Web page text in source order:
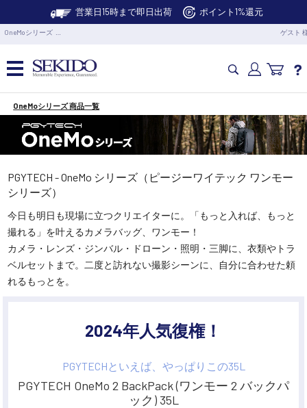
営業日15時まで即日出荷 ポイント1%還元
OneMoシリーズ … ゲスト
カメラドローン・生活家電
カメラ・スタビライザー
業務用ドローン・業務関連製品
水中ドローン(ROV)・水中スクーター
RC・ロボット部品
サポート・Q&A / 法人・学生のお客様
OneMoシリーズ 商品一覧
PGYTECH - OneMo シリーズ（ピージーワイテック ワンモー
シリーズ）
今日も明日も現場に立つクリエイターに。「もっと入れば、もっと
撮れる」を叶えるカメラバッグ、ワンモー！
カメラ・レンズ・ジンバル・ドローン・照明・三脚に、衣類やトラ
ベルセットまで。二度と訪れない撮影シーンに、自分に合わせた頼
れるもっとを。
2024年人気復権！
PGYTECHといえば、やっぱりこの35L
PGYTECH OneMo 2 BackPack (ワンモー 2 バックパ
ック) 35L